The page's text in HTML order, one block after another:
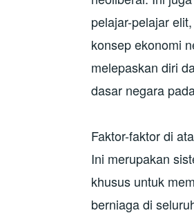
pelajar-pelajar
konsep ekonomi
melepaskan diri
dasar negara
Faktor-faktor di
Ini merupakan
khusus untuk
berniaga di